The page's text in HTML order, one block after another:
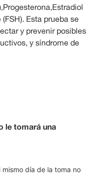
Esta prueba se
y prevenir posibles
y síndrome de
le tomará una
día de la toma no